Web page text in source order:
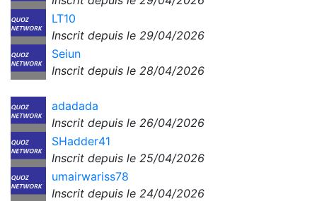
LT10
Inscrit depuis le 29/04/2026
Seiun
Inscrit depuis le 28/04/2026
adadada
Inscrit depuis le 26/04/2026
SHadder41
Inscrit depuis le 25/04/2026
umairwariss78
Inscrit depuis le 24/04/2026